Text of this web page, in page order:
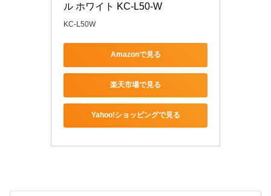
ル ホワイト KC-L50-W
KC-L50W
Amazonで見る
楽天市場で見る
Yahoo!ショッピングで見る